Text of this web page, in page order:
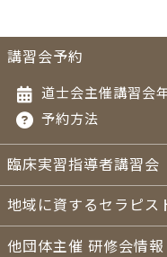
講習会予約
道士会主催講習会
予約方法
臨床実習指導者講習会
地域に資するセラピス
他団体主催 研修会情報